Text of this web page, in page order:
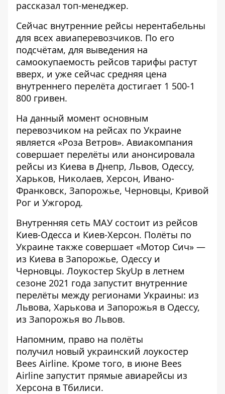
рассказал топ-менеджер.
Сейчас внутренние рейсы нерентабельны
для всех авиаперевозчиков. По его
подсчётам, для выведения на
самоокупаемость рейсов тарифы растут
вверх, и уже сейчас средняя цена
внутреннего перелёта достигает 1 500-1
800 гривен.
На данный момент основным
перевозчиком на рейсах по Украине
является «Роза Ветров». Авиакомпания
совершает перелёты или анонсировала
рейсы из Киева в Днепр, Львов, Одессу,
Харьков, Николаев, Херсон, Ивано-
Франковск, Запорожье, Черновцы, Кривой
Рог и Ужгород.
Внутренняя сеть МАУ состоит из рейсов
Киев-Одесса и Киев-Херсон. Полёты по
Украине также совершает «Мотор Сич» —
из Киева в Запорожье, Одессу и
Черновцы. Лоукостер SkyUp в летнем
сезоне 2021 года запустит внутренние
перелёты между регионами Украины: из
Львова, Харькова и Запорожья в Одессу,
из Запорожья во Львов.
Напомним, право на полёты
получил новый украинский лоукостер
Bees Airline. Кроме того, в июне Bees
Airline запустит прямые авиарейсы из
Херсона в Тбилиси.